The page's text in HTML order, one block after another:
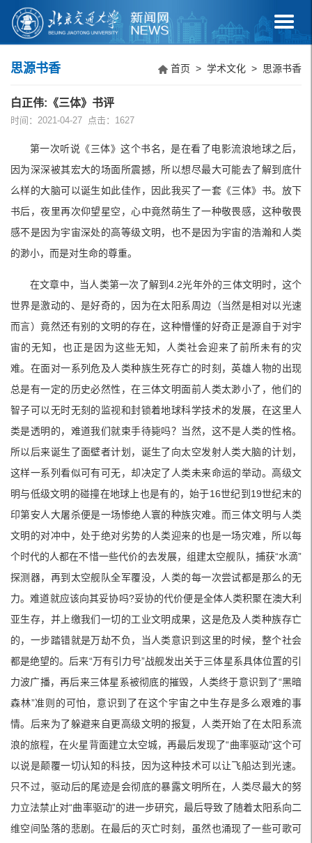
思源书香 首页 > 学术文化 > 思源书香
白正伟:《三体》书评
时间：2021-04-27 点击： 1627
第一次听说《三体》这个书名，是在看了电影流浪地球之后，
因为深深被其宏大的场面所震撼，所以想尽最大可能去了解到底什
么样的大脑可以诞生如此佳作，因此我买了一套《三体》书。放下
书后，夜里再次仰望星空，心中竟然萌生了一种敬畏感，这种敬畏
感不是因为宇宙深处的高等级文明，也不是因为宇宙的浩瀚和人类
的渺小，而是对生命的尊重。
在文章中，当人类第一次了解到4.2光年外的三体文明时，这个
世界是激动的、是好奇的，因为在太阳系周边（当然是相对以光速
而言）竟然还有别的文明的存在，这种懵懂的好奇正是源自于对宇
宙的无知，也正是因为这些无知，人类社会迎来了前所未有的灾
难。在面对一系列危及人类种族生死存亡的时刻，英雄人物的出现
总是有一定的历史必然性，在三体文明面前人类太渺小了，他们的
智子可以无时无刻的监视和封锁着地球科学技术的发展，在这里人
类是透明的，难道我们就束手待毙吗？当然，这不是人类的性格。
所以后来诞生了面壁者计划，诞生了向太空发射人类大脑的计划，
这样一系列看似可有可无，却决定了人类未来命运的举动。高级文
明与低级文明的碰撞在地球上也是有的，始于16世纪到19世纪末的
印第安人大屠杀便是一场惨绝人寰的种族灾难。而三体文明与人类
文明的对冲中，处于绝对劣势的人类迎来的也是一场灾难，所以每
个时代的人都在不惜一些代价的去发展，组建太空舰队，捕获“水滴”
探测器，再到太空舰队全军覆没，人类的每一次尝试都是那么的无
力。难道就应该向其妥协吗?妥协的代价便是全体人类积聚在澳大利
亚生存，并上缴我们一切的工业文明成果，这是危及人类种族存亡
的，一步踏错就是万劫不负，当人类意识到这里的时候，整个社会
都是绝望的。后来“万有引力号”战舰发出关于三体星系具体位置的引
力波广播，再后来三体星系被彻底的摧毁，人类终于意识到了“黑暗
森林”准则的可怕，意识到了在这个宇宙之中生存是多么艰难的事
情。后来为了躲避来自更高级文明的报复，人类开始了在太阳系流
浪的旅程，在火星背面建立太空城，再最后发现了“曲率驱动”这个可
以说是颠覆一切认知的科技，因为这种技术可以让飞船达到光速。
只不过，驱动后的尾迹是会彻底的暴露文明所在，人类尽最大的努
力立法禁止对“曲率驱动”的进一步研究，最后导致了随着太阳系向二
维空间坠落的悲剧。在最后的灭亡时刻，虽然也涌现了一些可歌可